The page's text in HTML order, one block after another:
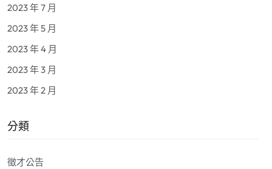
2023 年 7 月
2023 年 5 月
2023 年 4 月
2023 年 3 月
2023 年 2 月
分類
徵才公告